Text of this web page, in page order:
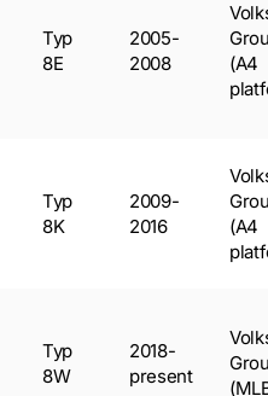
Typ
8E
2005-
2008
(A4
Typ
8K
2009-
2016
(A4
Typ
8W
2018-
present